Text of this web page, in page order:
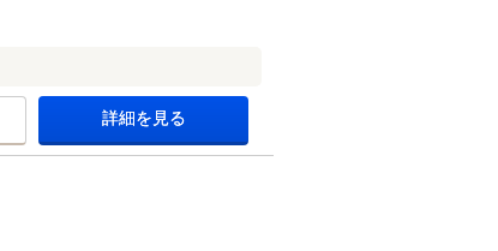
詳細を見る